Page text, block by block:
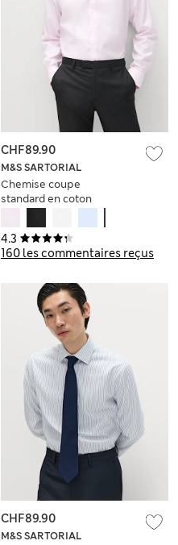
4.3
160 les commentaires reçus
M&S SARTORIAL
Chemise coupe
standard en coton
qualité
CHF89.90
M&S SARTORIAL
CHF89.90